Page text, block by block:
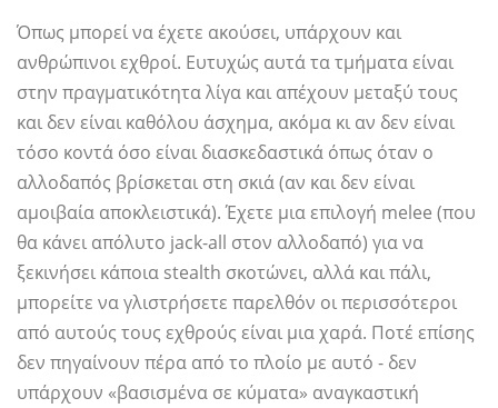
Όπως μπορεί να έχετε ακούσει, υπάρχουν και
ανθρώπινοι εχθροί. Ευτυχώς αυτά τα τμήματα είναι
στην πραγματικότητα λίγα και απέχουν μεταξύ τους
και δεν είναι καθόλου άσχημα, ακόμα κι αν δεν είναι
τόσο κοντά όσο είναι διασκεδαστικά όπως όταν ο
αλλοδαπός βρίσκεται στη σκιά (αν και δεν είναι
αμοιβαία αποκλειστικά). Έχετε μια επιλογή melee (που
θα κάνει απόλυτο jack-all στον αλλοδαπό) για να
ξεκινήσει κάποια stealth σκοτώνει, αλλά και πάλι,
μπορείτε να γλιστρήσετε παρελθόν οι περισσότεροι
από αυτούς τους εχθρούς είναι μια χαρά. Ποτέ επίσης
δεν πηγαίνουν πέρα ​​από το πλοίο με αυτό - δεν
υπάρχουν «βασισμένα σε κύματα» αναγκαστική